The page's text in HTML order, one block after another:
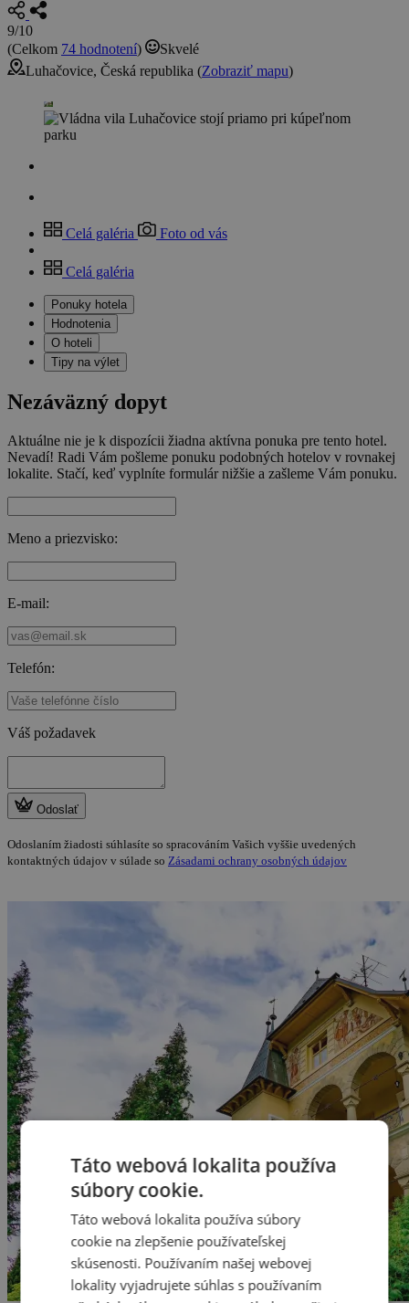
9/10
(Celkom 74 hodnotení)
Skvelé
Luhačovice, Česká republika (Zobraziť mapu)
Celá galéria Foto od vás
Celá galéria
Ponuky hotela
Hodnotenia
O hoteli
Tipy na výlet
Nezáväzný dopyt
Aktuálne nie je k dispozícii žiadna aktívna ponuka pre tento hotel.
Nevadí! Radi Vám pošleme ponuku podobných hotelov v rovnakej
lokalite. Stačí, keď vyplníte formulár nižšie a zašleme Vám ponuku.
Meno a priezvisko:
E-mail:
Telefón:
Váš požadavek
Odoslať
Odoslaním žiadosti súhlasíte so spracováním Vašich vyššie uvedených
kontaktných údajov v súlade so Zásadami ochrany osobných údajov
Táto webová lokalita používa
súbory cookie.
Táto webová lokalita používa súbory
cookie na zlepšenie používateľskej
skúsenosti. Používaním našej webovej
lokality vyjadrujete súhlas s používaním